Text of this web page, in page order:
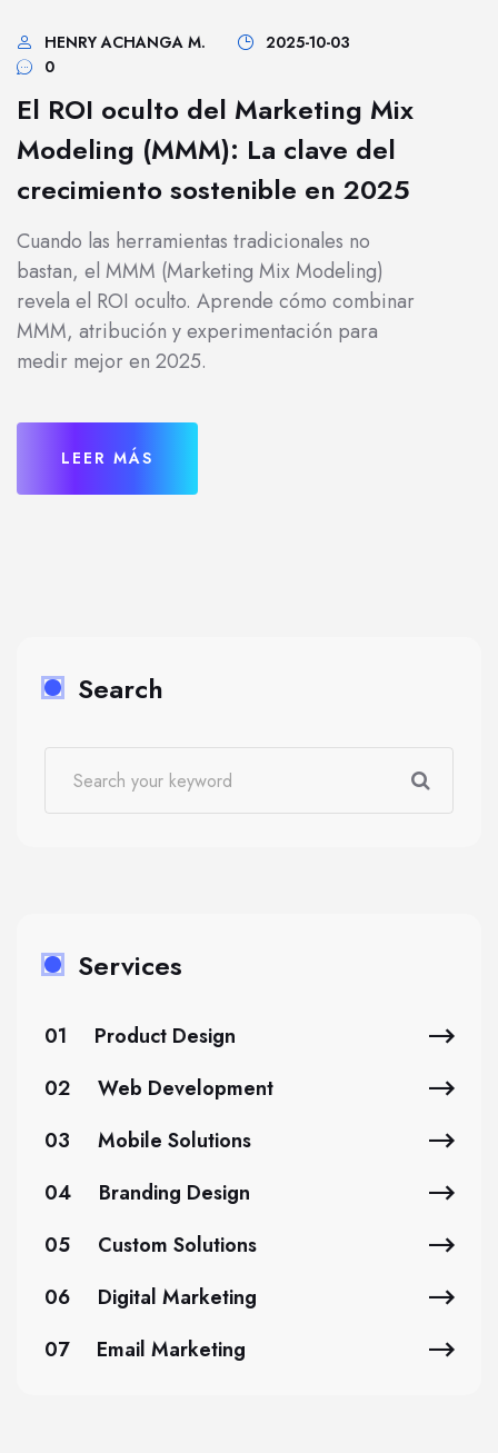
HENRY ACHANGA M.
2025-10-03
0
El ROI oculto del Marketing Mix
Modeling (MMM): La clave del
crecimiento sostenible en 2025
Cuando las herramientas tradicionales no
bastan, el MMM (Marketing Mix Modeling)
revela el ROI oculto. Aprende cómo combinar
MMM, atribución y experimentación para
medir mejor en 2025.
LEER MÁS
Search
Services
01
Product Design
02
Web Development
03
Mobile Solutions
04
Branding Design
05
Custom Solutions
06
Digital Marketing
07
Email Marketing